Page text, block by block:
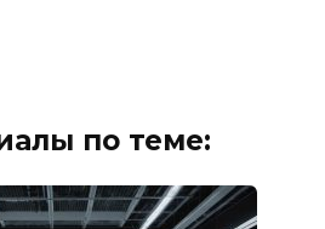
по теме: